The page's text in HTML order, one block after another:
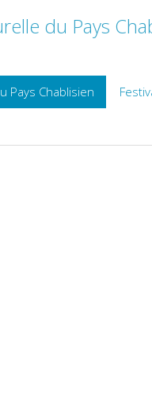
du Pays
Pays Chablisien